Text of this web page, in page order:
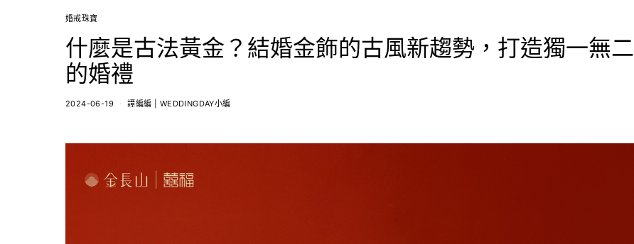
婚戒珠寶
什麼是古法黃金？結婚金飾的古風新趨勢，打造獨一無二
的婚禮
2024-06-19 譚編編 | WEDDINGDAY小編